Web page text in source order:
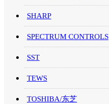
SHARP
SPECTRUM CONTROLS
SST
TEWS
TOSHIBA/东芝